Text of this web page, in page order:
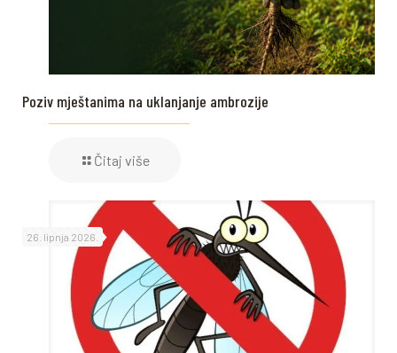
Poziv mještanima na uklanjanje ambrozije
Čitaj više
26. lipnja 2026.